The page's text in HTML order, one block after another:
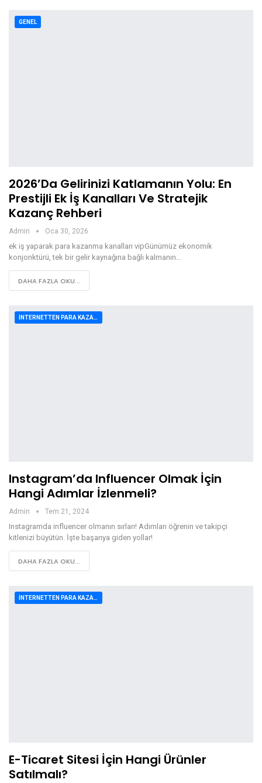
GENEL
2026’da Gelirinizi Katlamanın Yolu: En
Prestijli Ek İş Kanalları Ve Stratejik
Kazanç Rehberi
Admin Oca 30, 2026
ek iş yaparak para kazanma kanalları vipGünümüz ekonomik
konjonktürü, tek bir gelir kaynağına bağlı kalmanın…
DAHA FAZLA OKU...
İNTERNETTEN PARA KAZANMA
Instagram’da Influencer Olmak İçin
Hangi Adımlar İzlenmeli?
Admin Tem 21, 2024
Instagramda influencer olmanın sırları! Adımları öğrenin ve takipçi
kitlenizi büyütün. İşte başarıya giden yollar!
DAHA FAZLA OKU...
İNTERNETTEN PARA KAZANMA
E-Ticaret Sitesi İçin Hangi Ürünler
Satılmalı?